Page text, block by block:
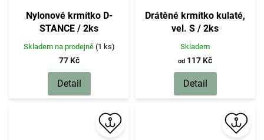
Nylonové krmítko D-
STANCE / 2ks
Skladem na prodejně (1 ks)
77 Kč
Detail
Drátěné krmítko kulaté,
vel. S / 2ks
Skladem
od 117 Kč
Detail